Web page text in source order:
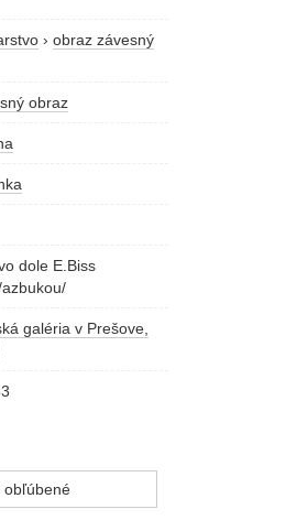
› obraz závesný
obraz
dole E.Biss
galéria v Prešove,